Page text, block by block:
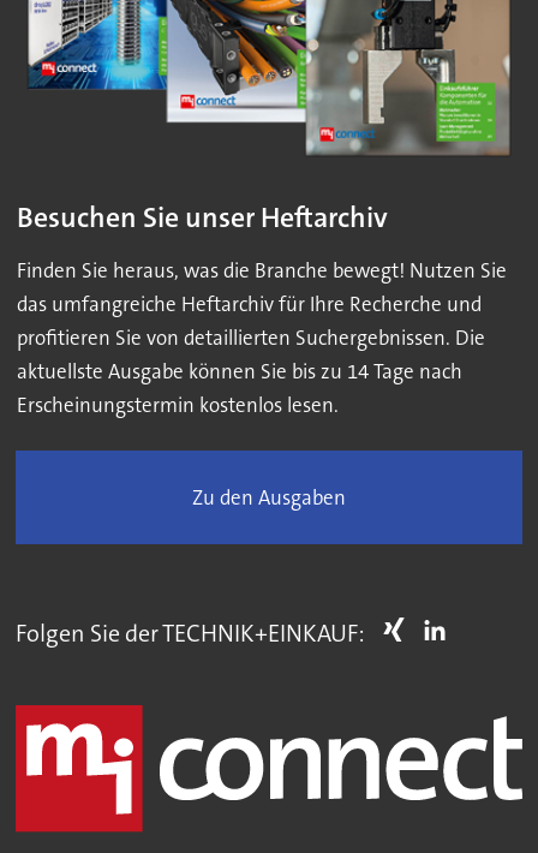
Besuchen Sie unser Heftarchiv
Finden Sie heraus, was die Branche bewegt! Nutzen Sie
das umfangreiche Heftarchiv für Ihre Recherche und
profitieren Sie von detaillierten Suchergebnissen. Die
aktuellste Ausgabe können Sie bis zu 14 Tage nach
Erscheinungstermin kostenlos lesen.
Zu den Ausgaben
Folgen Sie der TECHNIK+EINKAUF: